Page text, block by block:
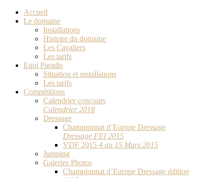
Accueil
Le domaine
Installations
Histoire du domaine
Les Cavaliers
Les tarifs
Equi Paradis
Situation et installations
Les tarifs
Compétitions
Calendrier concours
Calendrier 2018
Dressage
Championnat d’Europe Dressage
Dressage FEI 2015
VDF 2015 4 au 15 Mars 2015
Jumping
Galeries Photos
Championnat d’Europe Dressage édition